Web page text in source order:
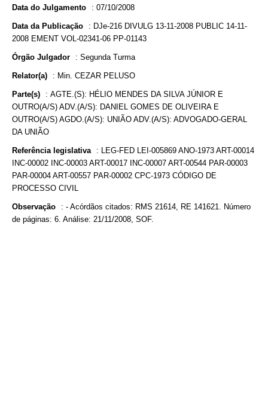
Data do Julgamento : 07/10/2008
Data da Publicação : DJe-216 DIVULG 13-11-2008 PUBLIC 14-11-
2008 EMENT VOL-02341-06 PP-01143
Órgão Julgador : Segunda Turma
Relator(a) : Min. CEZAR PELUSO
Parte(s) : AGTE.(S): HÉLIO MENDES DA SILVA JÚNIOR E
OUTRO(A/S) ADV.(A/S): DANIEL GOMES DE OLIVEIRA E
OUTRO(A/S) AGDO.(A/S): UNIÃO ADV.(A/S): ADVOGADO-GERAL
DA UNIÃO
Referência legislativa : LEG-FED LEI-005869 ANO-1973 ART-00014
INC-00002 INC-00003 ART-00017 INC-00007 ART-00544 PAR-00003
PAR-00004 ART-00557 PAR-00002 CPC-1973 CÓDIGO DE
PROCESSO CIVIL
Observação : - Acórdãos citados: RMS 21614, RE 141621. Número
de páginas: 6. Análise: 21/11/2008, SOF.